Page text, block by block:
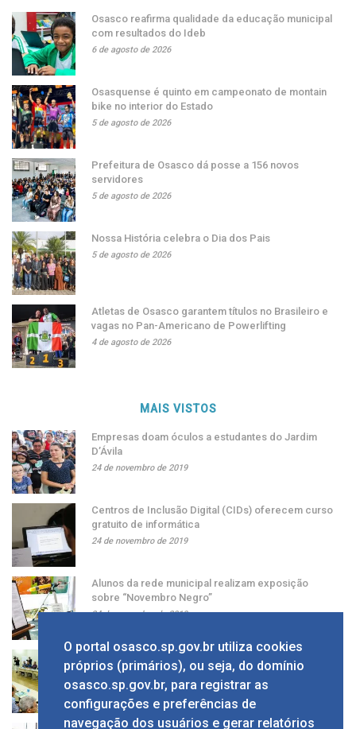
Osasco reafirma qualidade da educação municipal
com resultados do Ideb
6 de agosto de 2026
Osasquense é quinto em campeonato de montain
bike no interior do Estado
5 de agosto de 2026
Prefeitura de Osasco dá posse a 156 novos
servidores
5 de agosto de 2026
Nossa História celebra o Dia dos Pais
5 de agosto de 2026
Atletas de Osasco garantem títulos no Brasileiro e
vagas no Pan-Americano de Powerlifting
4 de agosto de 2026
MAIS VISTOS
Empresas doam óculos a estudantes do Jardim
D’Ávila
24 de novembro de 2019
Centros de Inclusão Digital (CIDs) oferecem curso
gratuito de informática
24 de novembro de 2019
Alunos da rede municipal realizam exposição
sobre “Novembro Negro”
24 de novembro de 2019
Grupo apresenta ao prefeito sugestão de alíquota
única de ISS
24 de novembro de 2019
O portal osasco.sp.gov.br utiliza cookies
próprios (primários), ou seja, do domínio
osasco.sp.gov.br, para registrar as
configurações e preferências de
navegação dos usuários e gerar relatórios